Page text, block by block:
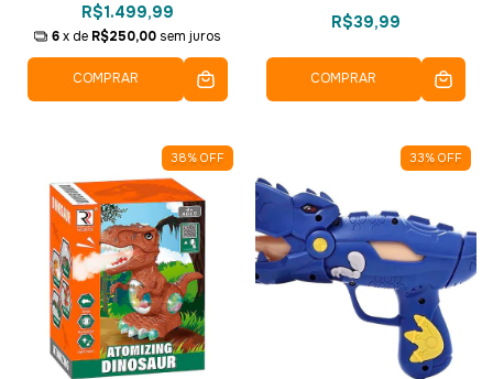
R$1.499,99
6 x de R$250,00 sem juros
COMPRAR
R$39,99
COMPRAR
38% OFF 33% OFF